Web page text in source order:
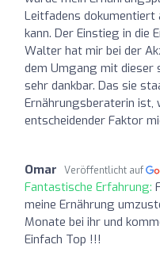
Leitfadens dokumentiert
kann. Der Einstieg in die
Walter hat mir bei der
dem Umgang mit dieser
sehr dankbar. Das sie
Ernährungsberaterin ist,
entscheidender Faktor
Omar Veröffentlicht auf
Fantastische Erfahrung:
meine Ernährung
Monate bei ihr und
Einfach Top !!!